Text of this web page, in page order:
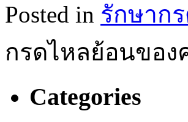
Posted in รักษาก
กรดไหลย้อนขอ
Categories